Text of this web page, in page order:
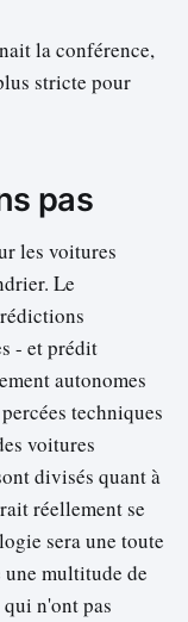
la conférence,
stricte pour
pas
les voitures
Le
- et prédit
autonomes
techniques
voitures
divisés quant à
réellement se
sera une toute
multitude de
n'ont pas